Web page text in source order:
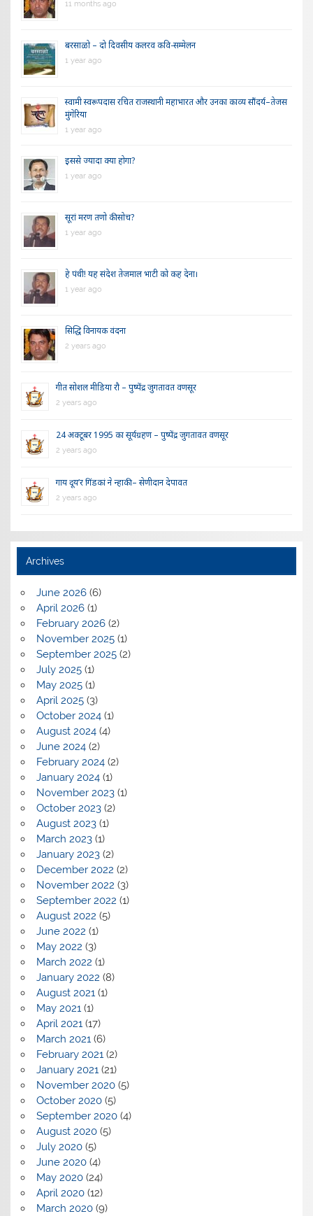
11 months ago
बरसाळो – दो दिवसीय कलरव कवि-सम्मेलन
1 year ago
स्वामी स्वरूपदास रचित राजस्थानी महाभारत और उनका काव्य सौंदर्य–तेजस
मुंगेरिया
1 year ago
इससे ज्यादा क्या होगा?
1 year ago
सूरां मरण तणो की सोच?
1 year ago
हे पंथी! यह संदेश तेजमाल भाटी को कह देना।
1 year ago
सिद्धि विनायक वंदना
2 years ago
गीत सोशल मीडिया रौ – पुष्पेंद्र जुगतावत वणसूर
2 years ago
24 अक्टूबर 1995 का सूर्यग्रहण – पुष्पेंद्र जुगतावत वणसूर
2 years ago
गाय दूय’र गिंडकां ने न्हाकी – सेणीदान देपावत
2 years ago
Archives
June 2026(6)
April 2026(1)
February 2026(2)
November 2025(1)
September 2025(2)
July 2025(1)
May 2025(1)
April 2025(3)
October 2024(1)
August 2024(4)
June 2024(2)
February 2024(2)
January 2024(1)
November 2023(1)
October 2023(2)
August 2023(1)
March 2023(1)
January 2023(2)
December 2022 (2)
November 2022 (3)
September 2022 (1)
August 2022 (5)
June 2022 (1)
May 2022 (3)
March 2022 (1)
January 2022 (8)
August 2021 (1)
May 2021 (1)
April 2021 (17)
March 2021 (6)
February 2021 (2)
January 2021 (21)
November 2020(5)
October 2020(5)
September 2020(4)
August 2020(5)
July 2020(5)
June 2020(4)
May 2020(24)
April 2020(12)
March 2020(9)